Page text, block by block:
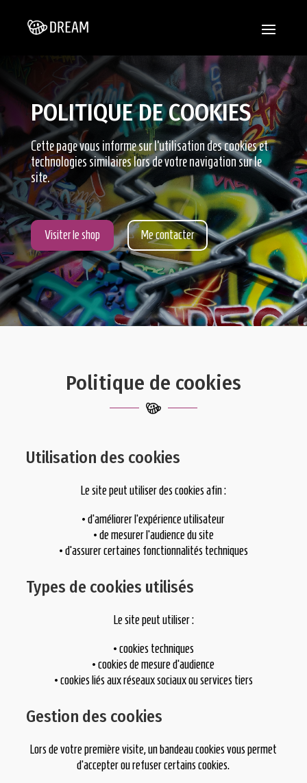
POLITIQUE DE COOKIES
Cette page vous informe sur l’utilisation des cookies et
technologies similaires lors de votre navigation sur le
site.
Visiter le shop Me contacter
Politique de cookies
Utilisation des cookies
Le site peut utiliser des cookies afin :
• d’améliorer l’expérience utilisateur
• de mesurer l’audience du site
• d’assurer certaines fonctionnalités techniques
Types de cookies utilisés
Le site peut utiliser :
• cookies techniques
• cookies de mesure d’audience
• cookies liés aux réseaux sociaux ou services tiers
Gestion des cookies
Lors de votre première visite, un bandeau cookies vous permet
d’accepter ou refuser certains cookies.